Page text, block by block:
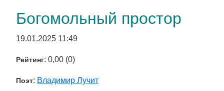
Богомольный простор
19.01.2025 11:49
Рейтинг: 0,00 (0)
Поэт: Владимир Лучит